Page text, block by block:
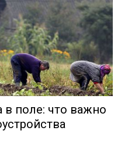
в поле: что важно